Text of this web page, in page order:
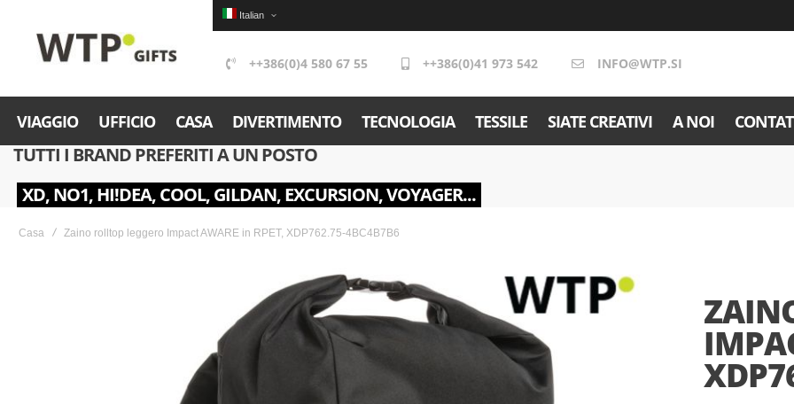
Italian
++386(0)4 580 67 55 ++386(0)41 973 542 INFO@WTP.SI
VIAGGIO UFFICIO CASA DIVERTIMENTO TECNOLOGIA TESSILE SIATE CREATIVI A NOI
TUTTI I BRAND PREFERITI A UN POSTO
XD, NO1, HI!DEA, COOL, GILDAN, EXCURSION, VOYAGER...
Casa Zaino rolltop leggero Impact AWARE in RPET, XDP762.75-4BC4B7B6